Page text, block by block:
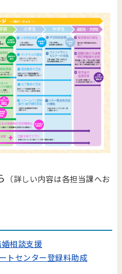
（詳しい内容は各担当課へお
相談支援
トセンター登録料助成